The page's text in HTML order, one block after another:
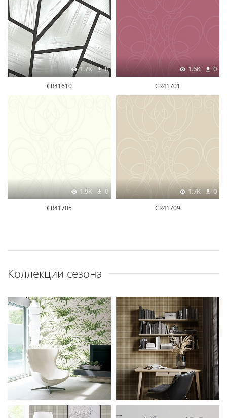
1.7K 0
CR41610
1.6K 0
CR41701
1.9K 0
CR41705
1.7K 0
CR41709
Коллекции сезона